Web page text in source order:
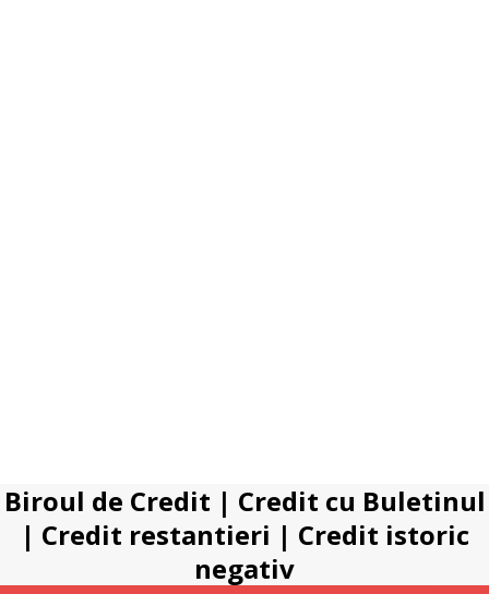
Biroul de Credit | Credit cu Buletinul
| Credit restantieri | Credit istoric
negativ